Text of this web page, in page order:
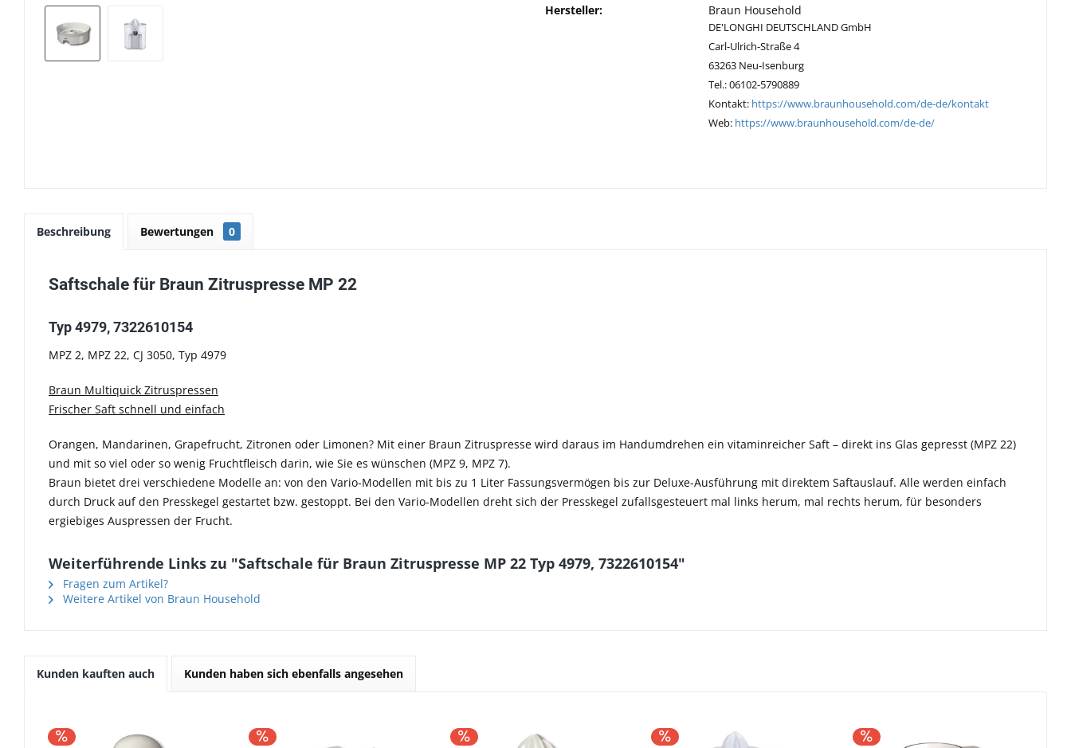
Hersteller:
Braun Household
DE'LONGHI DEUTSCHLAND GmbH
Carl-Ulrich-Straße 4
63263 Neu-Isenburg
Tel.: 06102-5790889
Kontakt: https://www.braunhousehold.com/de-de/kontakt
Web: https://www.braunhousehold.com/de-de/
Beschreibung Bewertungen 0
Saftschale für Braun Zitruspresse MP 22
Typ 4979, 7322610154
MPZ 2, MPZ 22, CJ 3050, Typ 4979
Braun Multiquick Zitruspressen
Frischer Saft schnell und einfach
Orangen, Mandarinen, Grapefrucht, Zitronen oder Limonen? Mit einer Braun Zitruspresse wird daraus im Handumdrehen ein vitaminreicher Saft – direkt ins Glas gepresst (MPZ 22)
und mit so viel oder so wenig Fruchtfleisch darin, wie Sie es wünschen (MPZ 9, MPZ 7).
Braun bietet drei verschiedene Modelle an: von den Vario-Modellen mit bis zu 1 Liter Fassungsvermögen bis zur Deluxe-Ausführung mit direktem Saftauslauf. Alle werden einfach
durch Druck auf den Presskegel gestartet bzw. gestoppt. Bei den Vario-Modellen dreht sich der Presskegel zufallsgesteuert mal links herum, mal rechts herum, für besonders
ergiebiges Auspressen der Frucht.
Weiterführende Links zu "Saftschale für Braun Zitruspresse MP 22 Typ 4979, 7322610154"
Fragen zum Artikel?
Weitere Artikel von Braun Household
Kunden kauften auch Kunden haben sich ebenfalls angesehen